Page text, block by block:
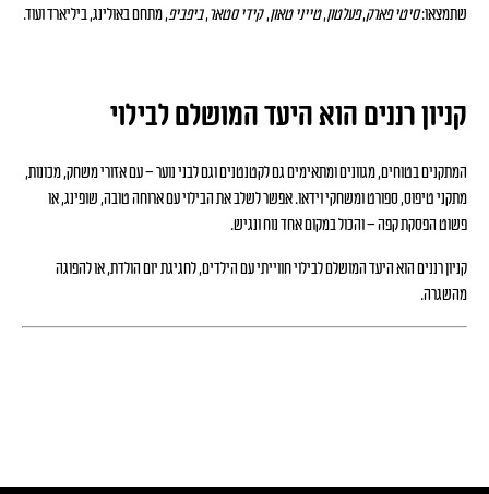
שתמצאו:סיטי פארק,פעלטון,טייני טאון,קידי סטאר,ביפביפ, מתחם באולינג, ביליארד ועוד.
קניון רננים הוא היעד המושלם לבילוי
המתקנים בטוחים, מגוונים ומתאימים גם לקטנטנים וגם לבני נוער – עם אזורי משחק, מכונות,
מתקני טיפוס, ספורט ומשחקי וידאו. אפשר לשלב את הבילוי עם ארוחה טובה, שופינג, או
פשוט הפסקת קפה – והכול במקום אחד נוח ונגיש.
קניון רננים הוא היעד המושלם לבילוי חווייתי עם הילדים, לחגיגת יום הולדת, או להפוגה
מהשגרה.